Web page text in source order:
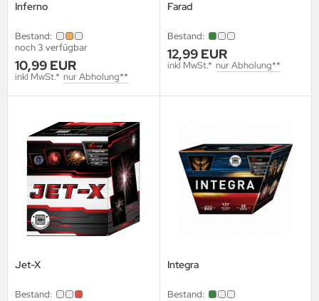
Inferno
Bestand:
noch 3 verfügbar
10,99 EUR
inkl MwSt.* nur Abholung**
Farad
Bestand:
12,99 EUR
inkl MwSt.* nur Abholung**
Jet-X
Bestand:
Integra
Bestand: